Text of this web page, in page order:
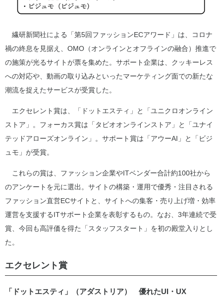
繊研新聞社による「第5回ファッションECアワード」は、コロナ
禍の終息を見据え、OMO（オンラインとオフラインの融合）推進で
の施策が光るサイトが票を集めた。サポート企業は、クッキーレス
への対応や、動画の取り込みといったマーケティング面での新たな
潮流を捉えたサービスが受賞した。
エクセレント賞は、「ドットエスティ」と「ユニクロオンライン
ストア」。フォーカス賞は「タビオオンラインストア」と「ユナイ
テッドアローズオンライン」。サポート賞は「アウーAI」と「ビジ
ュモ」が受賞。
これらの賞は、ファッション企業やITベンダー合計約100社から
のアンケートを元に選出。サイトの構築・運用で優秀・注目される
ファッション直営ECサイトと、サイトへの集客・売り上げ増・効率
運営を支援するITサポート企業を表彰するもの。なお、3年連続で受
賞、今回も高評価を得た「スタッフスタート」を初の殿堂入りとし
た。
エクセレント賞
「ドットエスティ」（アダストリア） 優れたUI・UX